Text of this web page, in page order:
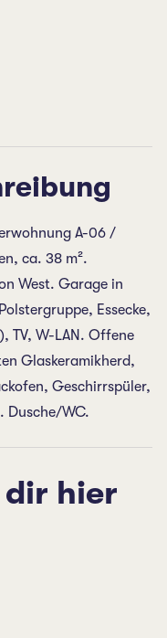
A-06 /
ca. 38 m².
West. Garage in
Essecke,
TV, W-LAN. Offene
Glaskeramikherd,
Geschirrspüler,
Dusche/WC.
hier